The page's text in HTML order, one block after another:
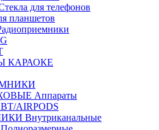
для телефонов
планшетов
КАРАОКЕ
Аппараты
AIRPODS
Внутриканальные